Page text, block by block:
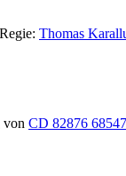
Thomas
von CD 82876